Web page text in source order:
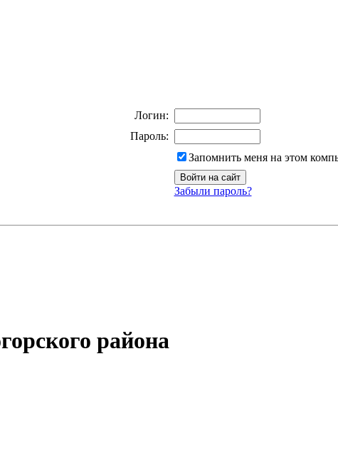
Логин:
Пароль:
Запомнить меня на этом
Забыли пароль?
района